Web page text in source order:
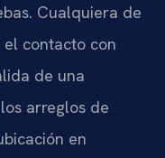
Cualquiera de
contacto con
de una
arreglos de
en